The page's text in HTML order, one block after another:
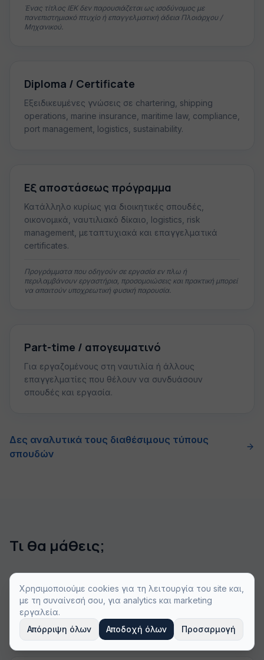
Ένας τίτλος ΙΕΚ δεν παρουσιάζεται ως ισοδύναμος με
πανεπιστημιακό πτυχίο ή επαγγελματική άδεια Πλοιάρχου /
Μηχανικού.
Diploma / Certificate
Εξειδικευμένες γνώσεις σε chartering, shipping
operations, marine insurance, maritime law, compliance,
port management, logistics, sustainability.
Εξ αποστάσεως πρόγραμμα
Κατάλληλο κυρίως για διοικητικές σπουδές,
οικονομικά, ναυτιλιακό δίκαιο, logistics, risk
management, μεταπτυχιακά και επαγγελματικά
certificates.
Προγράμματα που οδηγούν σε εργασία εν πλω ή
περιλαμβάνουν εργαστήρια, προσομοιώσεις και πρακτική μπορεί
να απαιτούν υποχρεωτική φυσική παρουσία.
Part-time / απογευματινό
Για εργαζομένους στη ναυτιλία ή άλλους
επαγγελματίες που θέλουν να συνδυάσουν
σπουδές και εργασία.
Δες αναλυτικά τους διαθέσιμους τύπους
σπουδών
Τι θα μάθεις;
διοίκηση ναυτιλιακών επιχειρήσεων
ναυτιλιακή οικονομία
Χρησιμοποιούμε cookies για τη λειτουργία του site και,
με τη συναίνεσή σου, για analytics και marketing
εργαλεία.
Απόρριψη όλων
Αποδοχή όλων Προσαρμογή